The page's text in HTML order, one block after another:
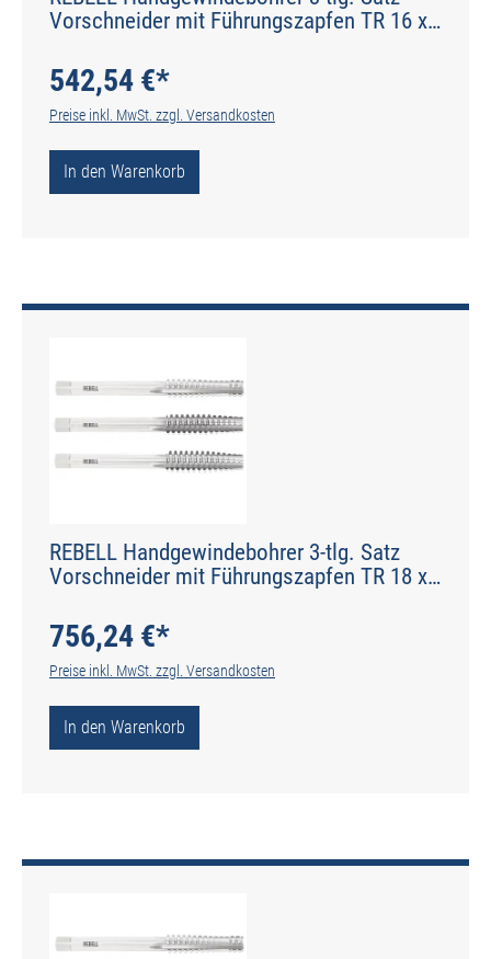
Vorschneider mit Führungszapfen TR 16 x
- Typ N
542,54 €*
Preise inkl. MwSt. zzgl. Versandkosten
In den Warenkorb
REBELL Handgewindebohrer 3-tlg. Satz
Vorschneider mit Führungszapfen TR 18 x
- Typ N
756,24 €*
Preise inkl. MwSt. zzgl. Versandkosten
In den Warenkorb